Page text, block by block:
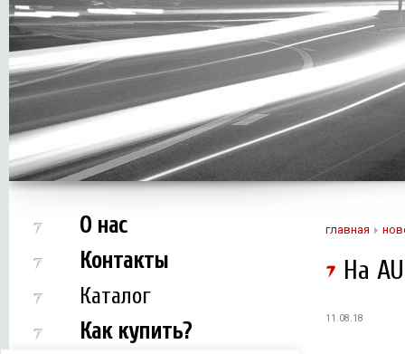
О нас
Контакты
Каталог
Как купить?
главная
На
11.08.18